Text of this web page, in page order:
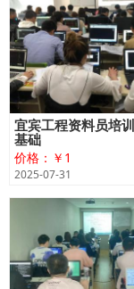
宜宾工程资料员培
基础
价格：￥1
2025-07-31